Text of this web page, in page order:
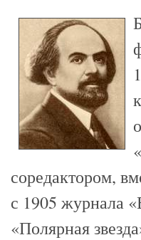
соредактором,
с 1905 журнала
«Полярная